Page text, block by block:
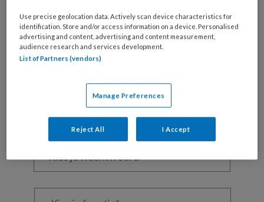
Maak gratis een account aan en lees 2
artikelen gratis per maand
Al een account of abonnement?
* *
Kies
wachtwoord*
Kies
Use precise geolocation data. Actively scan device characteristics for
identification. Store and/or access information on a device. Personalised
advertising and content, advertising and content measurement,
audience research and services development.
List of Partners (vendors)
Manage Preferences
Reject All I Accept